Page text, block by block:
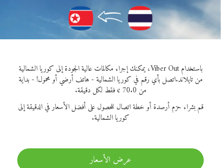
باستخدام Viber Out، يمكنك إجراء مكالمات عالية الجودة إلى كوريا الشمالية
من تايلاند.اتصل بأي رقم في كوريا الشمالية - هاتف أرضي أو محمول! - بداية
من 70.0 ¢ فقط لكل دقيقة.
قم بشراء حزم أرصدة أو خطة اتصال للحصول على أفضل الأسعار في الدقيقة إلى
كوريا الشمالية.
عرض الأسعار